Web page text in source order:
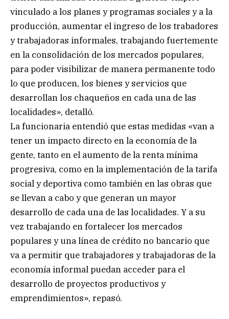
vinculado a los planes y programas sociales y a la
producción, aumentar el ingreso de los trabadores
y trabajadoras informales, trabajando fuertemente
en la consolidación de los mercados populares,
para poder visibilizar de manera permanente todo
lo que producen, los bienes y servicios que
desarrollan los chaqueños en cada una de las
localidades», detalló.
La funcionaria entendió que estas medidas «van a
tener un impacto directo en la economía de la
gente, tanto en el aumento de la renta mínima
progresiva, como en la implementación de la tarifa
social y deportiva como también en las obras que
se llevan a cabo y que generan un mayor
desarrollo de cada una de las localidades. Y a su
vez trabajando en fortalecer los mercados
populares y una línea de crédito no bancario que
va a permitir que trabajadores y trabajadoras de la
economía informal puedan acceder para el
desarrollo de proyectos productivos y
emprendimientos», repasó.